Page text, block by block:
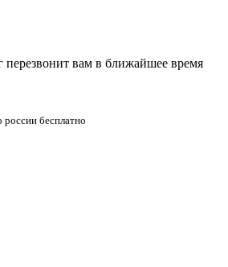
вам в ближайшее время
россии бесплатно